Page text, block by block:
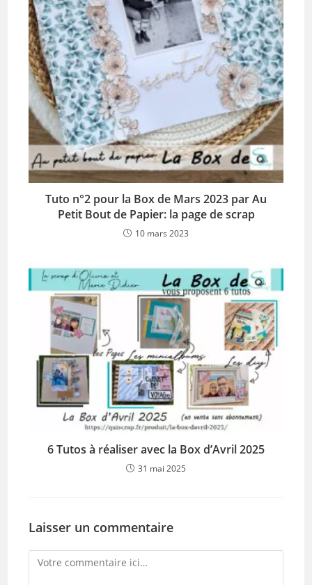
Tuto n°2 pour la Box de Mars 2023 par Au
Petit Bout de Papier: la page de scrap
10 mars 2023
6 Tutos à réaliser avec la Box d’Avril 2025
31 mai 2025
Laisser un commentaire
Comment